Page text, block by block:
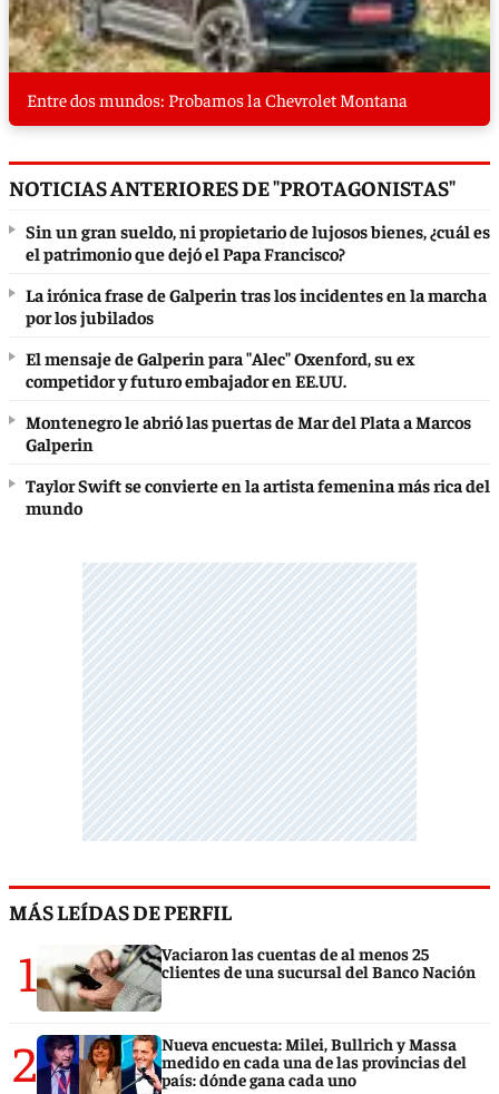
Entre dos mundos: Probamos la Chevrolet Montana
NOTICIAS ANTERIORES DE "PROTAGONISTAS"
Sin un gran sueldo, ni propietario de lujosos bienes, ¿cuál es
el patrimonio que dejó el Papa Francisco?
La irónica frase de Galperin tras los incidentes en la marcha
por los jubilados
El mensaje de Galperin para "Alec" Oxenford, su ex
competidor y futuro embajador en EE.UU.
Montenegro le abrió las puertas de Mar del Plata a Marcos
Galperin
Taylor Swift se convierte en la artista femenina más rica del
mundo
MÁS LEÍDAS DE PERFIL
1
Vaciaron las cuentas de al menos 25
clientes de una sucursal del Banco Nación
2
Nueva encuesta: Milei, Bullrich y Massa
medido en cada una de las provincias del
país: dónde gana cada uno